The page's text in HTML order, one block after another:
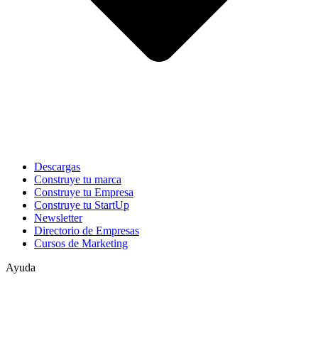
Descargas
Construye tu marca
Construye tu Empresa
Construye tu StartUp
Newsletter
Directorio de Empresas
Cursos de Marketing
Ayuda